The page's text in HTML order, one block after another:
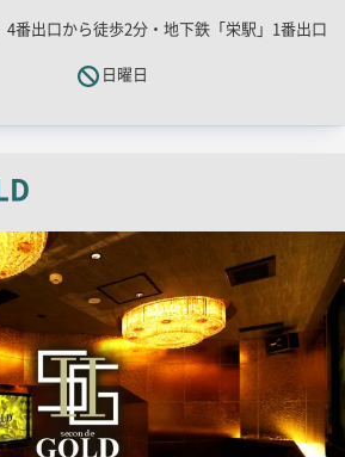
番出口から徒歩2分・地下鉄「栄駅」1番出口
日曜日